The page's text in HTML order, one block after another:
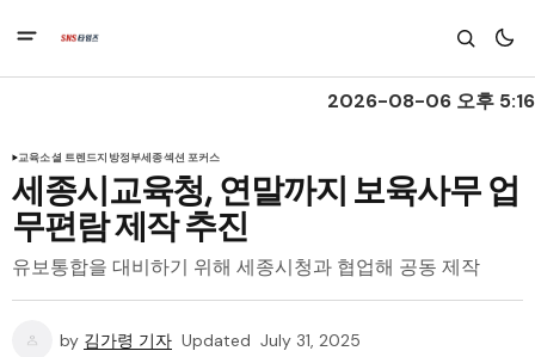
2026-08-06 오후 5:16
교육소셜 트렌드지방정부세종섹션 포커스
세종시교육청, 연말까지 보육사무 업
무편람 제작 추진
유보통합을 대비하기 위해 세종시청과 협업해 공동 제작
by 김가령 기자 Updated July 31, 2025